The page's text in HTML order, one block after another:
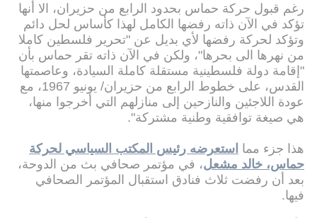
رغم قبول حركة حماس بحدود الرابع من حزيران، الا أنها
تؤكد في الآن ذاته رفضها الكامل لهذا كأساس لحل دائم
وتؤكد لحركة رفضها لأي بديل عن "تحرير فلسطين كاملا
من نهرها الى بحرها"، ولكن في الآن ذاته تقر حماس بأن
"إقامة دولة فلسطينية مستقلة كاملة السيادة، وعاصمتها
القدس، على خطوط الرابع من حزيران/ يونيو 1967، مع
عودة اللاجئين والنازحين إلى منازلهم التي أخرجوا منها،
هي صيغة توافقية وطنية مشتركة".
هذا جزء مما استعرضه رئيس المكتب السياسي لحركة
حماس، خالد مشعل، في مؤتمر صحافي بث من الدوحة،
بعد أن رفضت ثلاث فنادق استقبال المؤتمر الصحافي
فيها.